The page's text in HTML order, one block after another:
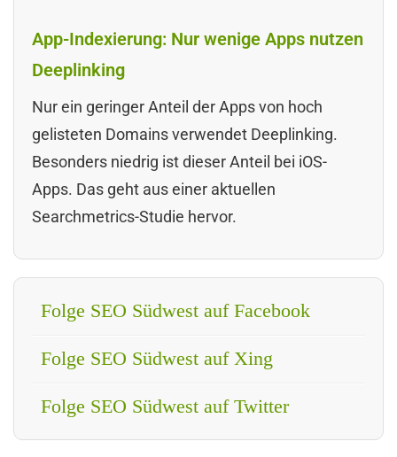
App-Indexierung: Nur wenige Apps nutzen
Deeplinking
Nur ein geringer Anteil der Apps von hoch
gelisteten Domains verwendet Deeplinking.
Besonders niedrig ist dieser Anteil bei iOS-
Apps. Das geht aus einer aktuellen
Searchmetrics-Studie hervor.
Folge SEO Südwest auf Facebook
Folge SEO Südwest auf Xing
Folge SEO Südwest auf Twitter